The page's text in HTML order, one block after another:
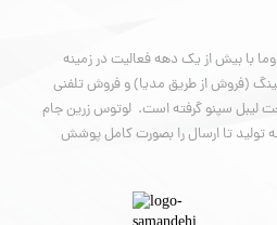
با بیش از یک دهه فعالیت در زمینه
(فروش از طریق مدیا) و فروش تلفنی
لیبل سپنو گرفته است. لوتوس زرین جام
تا ارسال را بصورت کامل پوشش